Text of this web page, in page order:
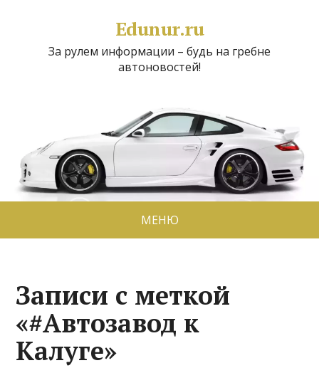
Edunur.ru
За рулем информации – будь на гребне
автоновостей!
МЕНЮ
Записи с меткой
«#Автозавод к
Калуге»